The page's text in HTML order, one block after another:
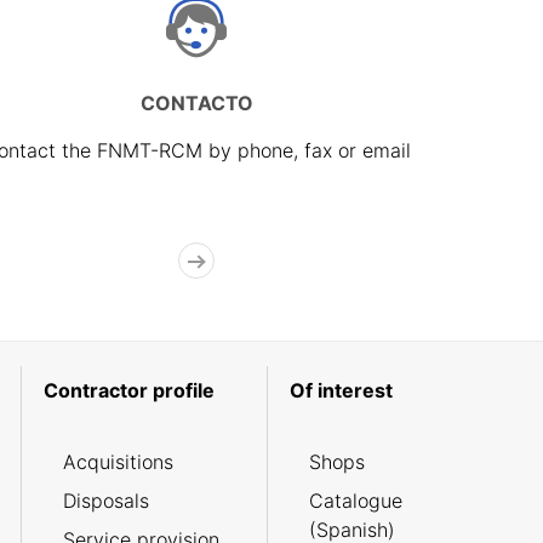
CONTACTO
the FNMT-RCM by phone, fax or email
Contractor profile
Acquisitions
Disposals
Of interest
Shops
Catalogue
(Spanish)